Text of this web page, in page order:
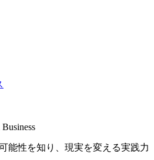
能性を知り、現実を変える実践力